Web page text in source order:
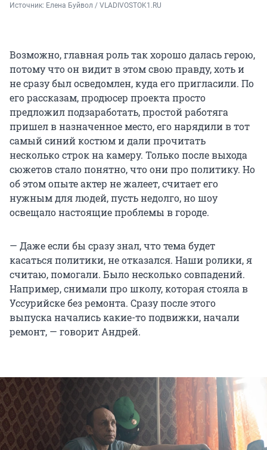
Источник: Елена Буйвол / VLADIVOSTOK1.RU
Возможно, главная роль так хорошо далась герою,
потому что он видит в этом свою правду, хоть и
не сразу был осведомлен, куда его пригласили. По
его рассказам, продюсер проекта просто
предложил подзаработать, простой работяга
пришел в назначенное место, его нарядили в тот
самый синий костюм и дали прочитать
несколько строк на камеру. Только после выхода
сюжетов стало понятно, что они про политику. Но
об этом опыте актер не жалеет, считает его
нужным для людей, пусть недолго, но шоу
освещало настоящие проблемы в городе.
— Даже если бы сразу знал, что тема будет
касаться политики, не отказался. Наши ролики, я
считаю, помогали. Было несколько совпадений.
Например, снимали про школу, которая стояла в
Уссурийске без ремонта. Сразу после этого
выпуска начались какие-то подвижки, начали
ремонт, — говорит Андрей.